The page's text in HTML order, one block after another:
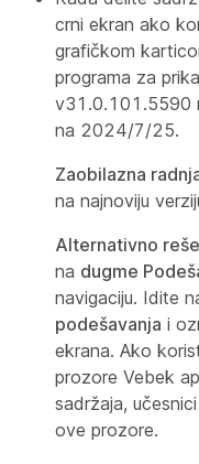
crni ekran ako
grafičkom
programa za
na 2024/7/25.
Zaobilazna
na najnoviju
Alternativno
na dugme
navigaciju. Idite
podešavanja i
ekrana. Ako
prozore Vebek
sadržaja,
ove prozore.